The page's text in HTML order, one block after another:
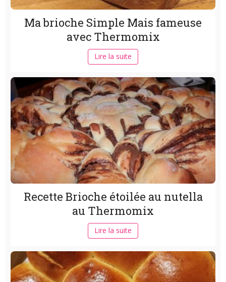
Ma brioche Simple Mais fameuse
avec Thermomix
Lire la suite
Recette Brioche étoilée au nutella
au Thermomix
Lire la suite